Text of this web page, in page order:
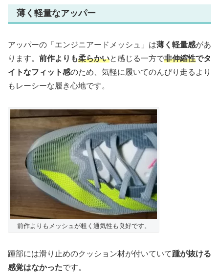
薄く軽量なアッパー
アッパーの「エンジニアードメッシュ」は薄く軽量感があ
ります。 前作よりも柔らかいと感じる一方で非伸縮性でタ
イトなフィット感のため、気軽に履いてのんびり走るより
もレーシーな履き心地です。
前作よりもメッシュが粗く通気性も良好です。
踵部には滑り止めのクッション材が付いていて踵が抜ける
感覚はなかったです。